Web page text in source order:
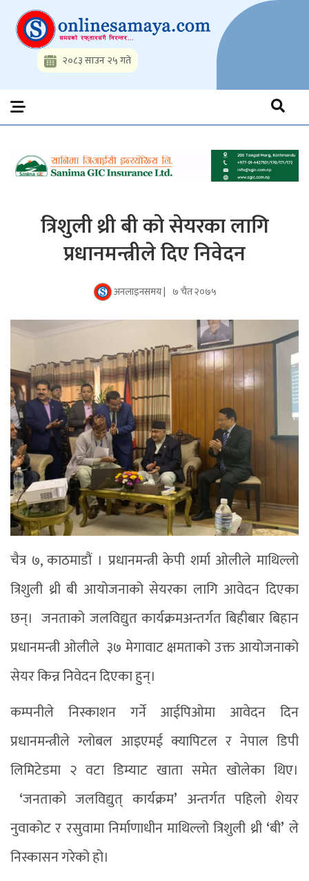
content
Onlinesamaya.com
Nepal News Portal, Business, Hot News, Interview, Opinions,
Politics, Science, Technology, Social, Media, Sports, Youth, Model
Watch, Movies
२०८३ साउन २५ गते
त्रिशुली थ्री बी को सेयरका लागि
प्रधानमन्त्रीले दिए निवेदन
अनलाइनसमय | ७ चैत २०७५
चैत्र ७, काठमाडौं । प्रधानमन्त्री केपी शर्मा ओलीले माथिल्लो
त्रिशुली थ्री बी आयोजनाको सेयरका लागि आवेदन दिएका
छन्। जनताको जलविद्युत कार्यक्रमअन्तर्गत बिहीबार बिहान
प्रधानमन्त्री ओलीले ३७ मेगावाट क्षमताको उक्त आयोजनाको
सेयर किन्न निवेदन दिएका हुन्।
कम्पनीले निस्काशन गर्ने आईपिओमा आवेदन दिन
प्रधानमन्त्रीले ग्लोबल आइएमई क्यापिटल र नेपाल डिपी
लिमिटेडमा २ वटा डिम्याट खाता समेत खोलेका थिए।
‘जनताको जलविद्युत् कार्यक्रम’ अन्तर्गत पहिलो शेयर
नुवाकोट र रसुवामा निर्माणाधीन माथिल्लो त्रिशुली थ्री ‘बी’ ले
निस्कासन गरेको हो।